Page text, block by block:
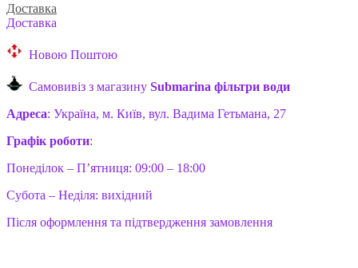
Доставка
Доставка
Новою Поштою
Самовивіз з магазину Submarina фільтри води
Адреса: Україна, м. Київ, вул. Вадима Гетьмана, 27
Графік роботи:
Понеділок – П’ятниця: 09:00 – 18:00
Субота – Неділя: вихідний
Після оформлення та підтвердження замовлення